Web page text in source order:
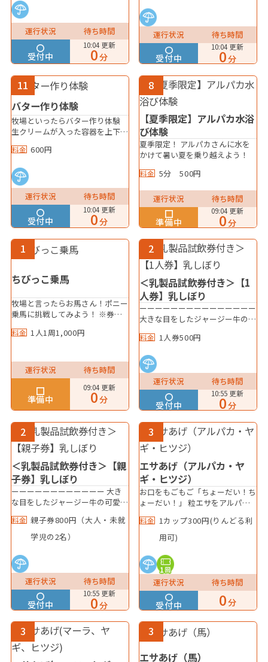
運行状況
受付中
待ち時間
10:04 更新
0分
運行状況
受付中
待ち時間
10:04 更新
0分
11
バター作り体験
牧場といったらバター作り体験
生クリームが入った容器を上下に
ーを塗っておいしく食べよう！
す。 生クリームがバターに変わ
る過程を学びながらおいしく食べ
られます。
料金 600円
運行状況
受付中
待ち時間
10:04 更新
0分
8
【夏季限定】アルパカ水浴
び体験
夏季限定！ アルパカさんに水を
かけて暑い夏を乗り越えよう！
料金 5分 500円
運行状況
準備中
待ち時間
09:04 更新
0分
1
ちびっこ乗馬
牧場と言ったらお馬さん！ポニー
乗馬に挑戦してみよう！ ※券売
い求め下さい。 ※お馬さんの体
は営業終了時間前でも受付を終了
する場合がございます。
料金 1人1周1,000円
運行状況
準備中
待ち時間
09:04 更新
0分
2
＜乳製品試飲券付き＞【1
人券】乳しぼり
ーーーーーーーーーーーーーーー
大きな目をしたジャージー牛の可
ッフが手順をお教えしますので、
ぼってね！ ＜乳製品試飲券付き
＞1人券（小学生以上）500円 ※
親子券（大人・未就学のセット
券）もございます！ 開催時間
①11：00～11：30 ②13：00～
祝のみ）時間内にチケットをご購
入のうえ、乳しぼり会場までお越
しください。※混雑時は人数を制
限させていただく可能性がござい
ます。 ■乳製品試飲券 ・ジャー
ジー牛乳 ・飲むヨーグルトプレ
ーン ・飲むヨーグルトいちご の
何れか1つをお選びいただけま
ヌ、ミルク館、ホルンの森、メッ
ケカフェ ※閉園1時間前までに引
換ください。
料金 1人券500円
運行状況
受付中
待ち時間
10:55 更新
0分
2
＜乳製品試飲券付き＞【親
子券】乳しぼり
ーーーーーーーーーーーー 大き
な目をしたジャージー牛の可愛い
が手順をお教えしますので、初め
ての方でも安心♪ 上手にしぼっ
券（大人・未就学児のセット券）
800円※1人券（小学生以上対
象）もございます！開催時間
①11：00～11：30 ②13：00～
13：30 （③14:00－14:30 土日
祝のみ） 時間内にチケットをご
購入のうえ、乳しぼり会場までお
越しください。※混雑時は人数を
制限させていただく可能性がござ
います。■乳製品試飲券・ジャー
料金 親子券800円（大人・未就
学児の2名）
運行状況
受付中
待ち時間
10:55 更新
0分
3
エサあげ（アルパカ・ヤ
ギ・ヒツジ）
お口をもごもご「ちょーだい！ち
ょーだい！」 粒エサをアルパカ
げてみよう！ エサをあげる時は
専用の道具を使ってあげてね！
料金 1カップ300円(りんどる利
用可)
運行状況
受付中
待ち時間
0分
3
3
エサあげ（馬）